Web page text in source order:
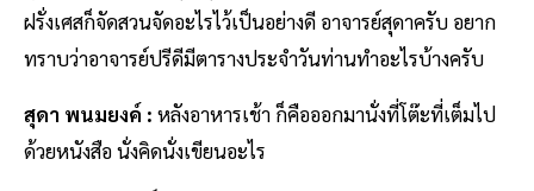
ฝรั่งเศสก็จัดสวนจัดอะไรไว้เป็นอย่างดี อาจารย์สุดาครับ อยาก
ทราบว่าอาจารย์ปรีดีมีตารางประจำวันท่านทำอะไรบ้างครับ
สุดา พนมยงค์ : หลังอาหารเช้า ก็คือออกมานั่งที่โต๊ะที่เต็มไป
ด้วยหนังสือ นั่งคิดนั่งเขียนอะไร